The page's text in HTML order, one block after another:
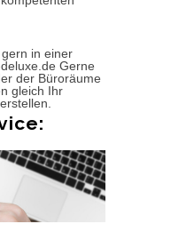
in einer
Gerne
der Büroräume
gleich Ihr